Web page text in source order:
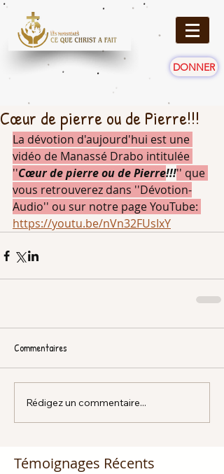
DONNER
Cœur de pierre ou de Pierre!!!
La dévotion d'aujourd'hui est une
vidéo de Manassé Drabo intitulée
''Cœur de pierre ou de Pierre!!!'' que
vous retrouverez dans ''Dévotion-
Audio'' ou sur notre page YouTube:
https://youtu.be/nVn32FUsIxY
Commentaires
Rédigez un commentaire...
Témoignages Récents